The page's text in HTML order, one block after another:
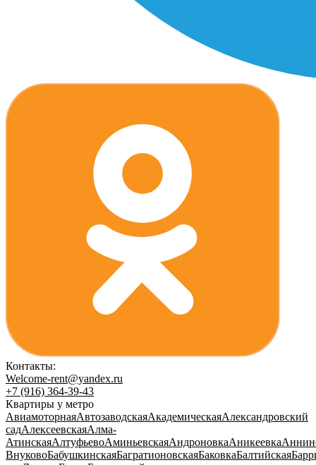
Контакты:
Welcome-rent@yandex.ru
+7 (916) 364-39-43
Квартиры у метро
АвиамоторнаяАвтозаводскаяАкадемическаяАлександровский
садАлексеевскаяАлма-
АтинскаяАлтуфьевоАминьевскаяАндроновкаАникеевка
ВнуковоБабушкинскаяБагратионовскаяБаковкаБалтийская